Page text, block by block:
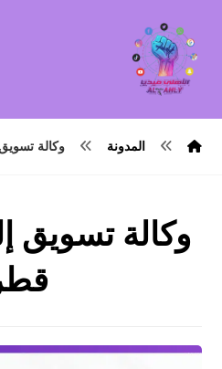
المدونة وكالة
وكالة تسويق